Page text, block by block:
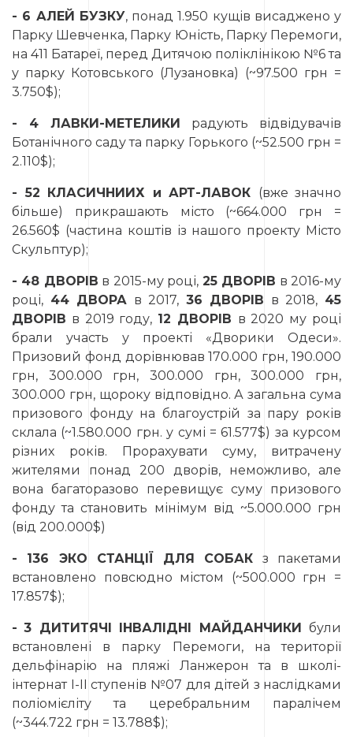
- 6 АЛЕЙ БУЗКУ, понад 1.950 кущів висаджено у
Парку Шевченка, Парку Юність, Парку Перемоги,
на 411 Батареї, перед Дитячою поліклінікою №6 та
у парку Котовського (Лузановка) (~97.500 грн =
3.750$);
- 4 ЛАВКИ-МЕТЕЛИКИ радують відвідувачів
Ботанічного саду та парку Горького (~52.500 грн =
2.110$);
- 52 КЛАСИЧНИИХ и АРТ-ЛАВОК (вже значно
більше) прикрашають місто (~664.000 грн =
26.560$ (частина коштів із нашого проекту Місто
Скульптур);
- 48 ДВОРІВ в 2015-му році, 25 ДВОРІВ в 2016-му
році, 44 ДВОРА в 2017, 36 ДВОРІВ в 2018, 45
ДВОРІВ в 2019 году, 12 ДВОРІВ в 2020 му році
брали участь у проекті «Дворики Одеси».
Призовий фонд дорівнював 170.000 грн, 190.000
грн, 300.000 грн, 300.000 грн, 300.000 грн,
300.000 грн, щороку відповідно. А загальна сума
призового фонду на благоустрій за пару років
склала (~1.580.000 грн. у сумі = 61.577$) за курсом
різних років. Прорахувати суму, витрачену
жителями понад 200 дворів, неможливо, але
вона багаторазово перевищує суму призового
фонду та становить мінімум від ~5.000.000 грн
(від 200.000$)
- 136 ЭКО СТАНЦІЇ ДЛЯ СОБАК з пакетами
встановлено повсюдно містом (~500.000 грн =
17.857$);
- 3 ДИТИТЯЧІ ІНВАЛІДНІ МАЙДАНЧИКИбули
встановлені в парку Перемоги, на території
дельфінарію на пляжі Ланжерон та в школі-
інтернат І-ІІ ступенів №07 для дітей з наслідками
поліомієліту та церебральним паралічем
(~344.722 грн = 13.788$);